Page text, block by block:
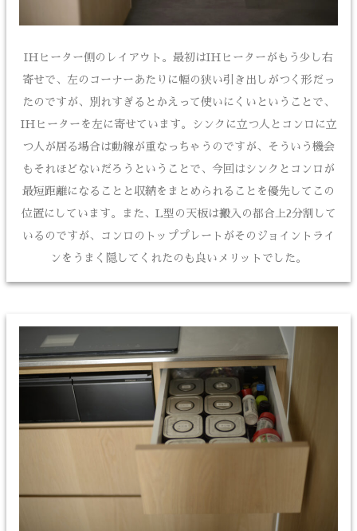
IHヒーター側のレイアウト。最初はIHヒーターがもう少し右
寄せで、左のコーナーあたりに幅の狭い引き出しがつく形だっ
たのですが、別れすぎるとかえって使いにくいということで、
IHヒーターを左に寄せています。シンクに立つ人とコンロに立
つ人が居る場合は動線が重なっちゃうのですが、そういう機会
もそれほどないだろうということで、今回はシンクとコンロが
最短距離になることと収納をまとめられることを優先してこの
位置にしています。また、L型の天板は搬入の都合上2分割して
いるのですが、コンロのトッププレートがそのジョイントライ
ンをうまく隠してくれたのも良いメリットでした。